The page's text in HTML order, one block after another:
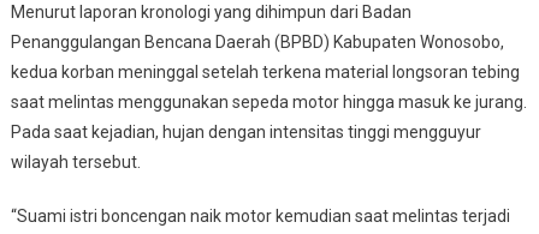
Dua
Warga
Meninggal
Dunia
Menurut laporan kronologi yang dihimpun dari Badan
Penanggulangan Bencana Daerah (BPBD) Kabupaten Wonosobo,
kedua korban meninggal setelah terkena material longsoran tebing
saat melintas menggunakan sepeda motor hingga masuk ke jurang.
Pada saat kejadian, hujan dengan intensitas tinggi mengguyur
wilayah tersebut.
“Suami istri boncengan naik motor kemudian saat melintas terjadi